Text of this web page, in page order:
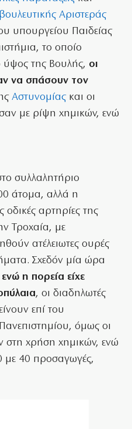
Αριστεράς
υπουργείου Παιδείας
το οποίο
ύψος της Βουλής, οι
να σπάσουν τον
Αστυνομίαςκαι οι
με ρίψη χημικών, ενώ
συλλαλητήριο
άτομα, αλλά η
οδικές αρτηρίες της
Τροχαία, με
ατέλειωτες ουρές
Σχεδόν μία ώρα
ενώ η πορεία είχε
, οι διαδηλωτές
επί του
όμως οι
στη χρήση χημικών, ενώ
με 40 προσαγωγές,